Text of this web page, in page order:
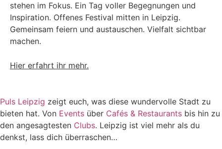
stehen im Fokus. Ein Tag voller Begegnungen und
Inspiration. Offenes Festival mitten in Leipzig.
Gemeinsam feiern und austauschen. Vielfalt sichtbar
machen.
Hier erfahrt ihr mehr.
Puls Leipzig zeigt euch, was diese wundervolle Stadt zu
bieten hat. Von Events über Cafés & Restaurants bis hin zu
den angesagtesten Clubs. Leipzig ist viel mehr als du
denkst, lass dich überraschen…